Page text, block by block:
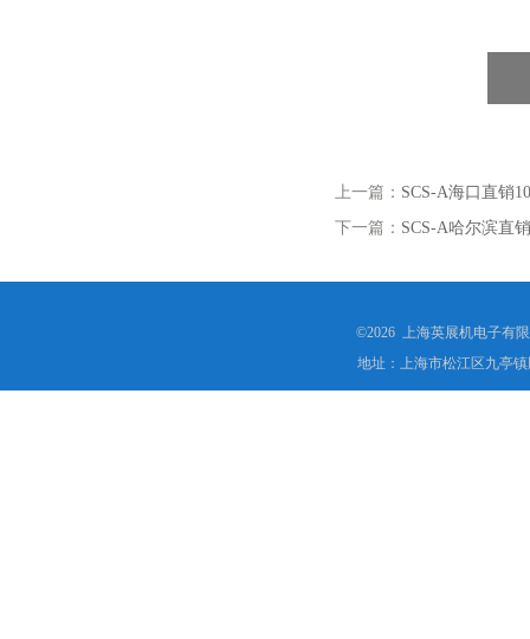
上一篇： SCS-A海口直销
下一篇： SCS-A哈尔滨直
©2026 上海英展机电子有
地址：上海市松江区九亭镇